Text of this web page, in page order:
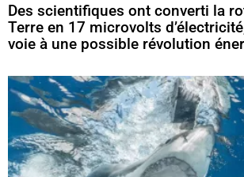
Des scientifiques ont converti la
Terre en 17 microvolts
voie à une possible révolution